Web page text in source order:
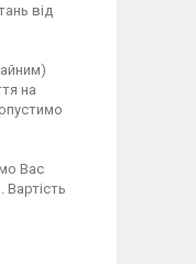
від
на
Вас
. Вартість